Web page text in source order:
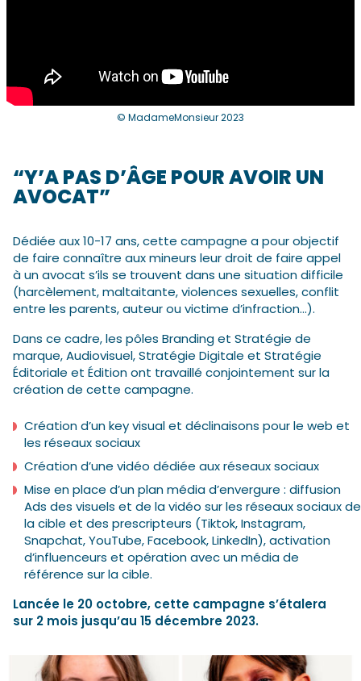
© MadameMonsieur 2023
“Y’A PAS D’ÂGE POUR AVOIR UN
AVOCAT”
Dédiée aux 10-17 ans, cette campagne a pour objectif
de faire connaître aux mineurs leur droit de faire appel
à un avocat s’ils se trouvent dans une situation difficile
(harcèlement, maltaitante, violences sexuelles, conflit
entre les parents, auteur ou victime d’infraction…).
Dans ce cadre, les pôles Branding et Stratégie de
marque, Audiovisuel, Stratégie Digitale et Stratégie
Éditoriale et Édition ont travaillé conjointement sur la
création de cette campagne.
Création d’un key visual et déclinaisons pour le web et
les réseaux sociaux
Création d’une vidéo dédiée aux réseaux sociaux
Mise en place d’un plan média d’envergure : diffusion
Ads des visuels et de la vidéo sur les réseaux sociaux de
la cible et des prescripteurs (Tiktok, Instagram,
Snapchat, YouTube, Facebook, LinkedIn), activation
d’influenceurs et opération avec un média de
référence sur la cible.
Lancée le 20 octobre, cette campagne s’étalera
sur 2 mois jusqu’au 15 décembre 2023.